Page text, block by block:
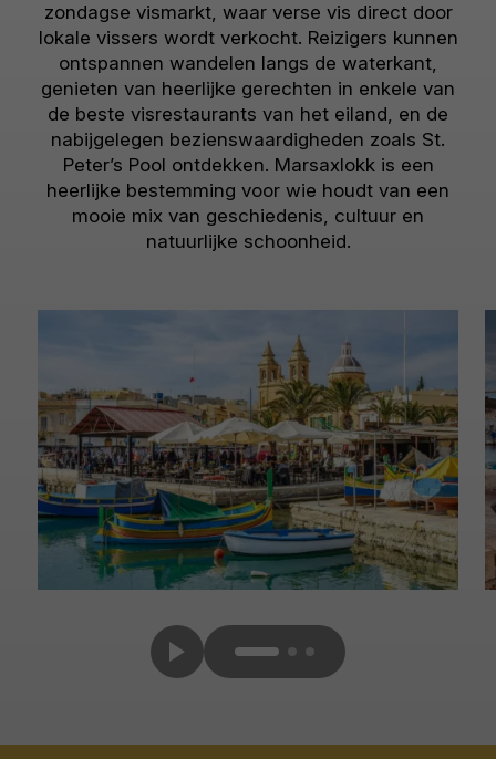
zondagse vismarkt, waar verse vis direct door
lokale vissers wordt verkocht. Reizigers kunnen
ontspannen wandelen langs de waterkant,
genieten van heerlijke gerechten in enkele van
de beste visrestaurants van het eiland, en de
nabijgelegen bezienswaardigheden zoals St.
Peter’s Pool ontdekken. Marsaxlokk is een
heerlijke bestemming voor wie houdt van een
mooie mix van geschiedenis, cultuur en
natuurlijke schoonheid.